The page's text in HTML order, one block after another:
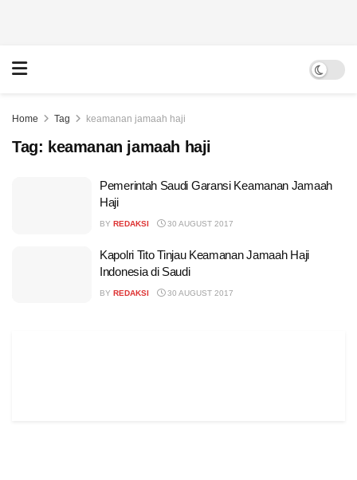
Home Tag keamanan jamaah haji
Tag: keamanan jamaah haji
Pemerintah Saudi Garansi Keamanan Jamaah
Haji
BY REDAKSI 30 AUGUST 2017
Kapolri Tito Tinjau Keamanan Jamaah Haji
Indonesia di Saudi
BY REDAKSI 30 AUGUST 2017